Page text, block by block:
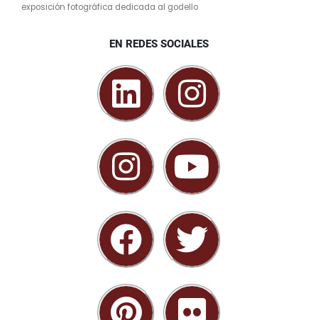
exposición fotográfica dedicada al godello
EN REDES SOCIALES